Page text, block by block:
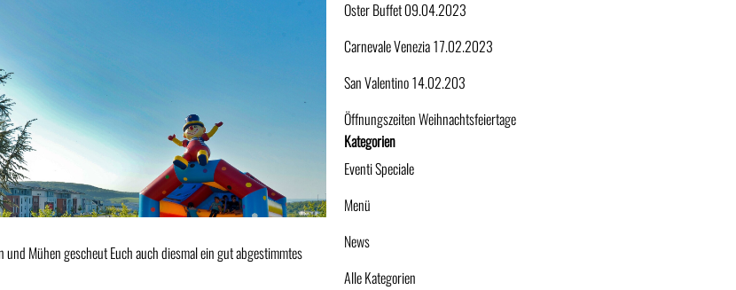
Mühen gescheut Euch auch diesmal ein gut abgestimmtes
Oster Buffet 09.04.2023
Carnevale Venezia 17.02.2023
San Valentino 14.02.203
Öffnungszeiten Weihnachtsfeiertage
Block überspringen Kategorien
Kategorien
Eventi Speciale
Menü
News
Alle Kategorien